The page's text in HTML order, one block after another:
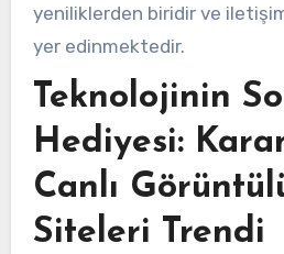
yeniliklerden biridir ve
yer edinmektedir.
Teknolojinin
Hediyesi:
Canlı
Siteleri Trendi